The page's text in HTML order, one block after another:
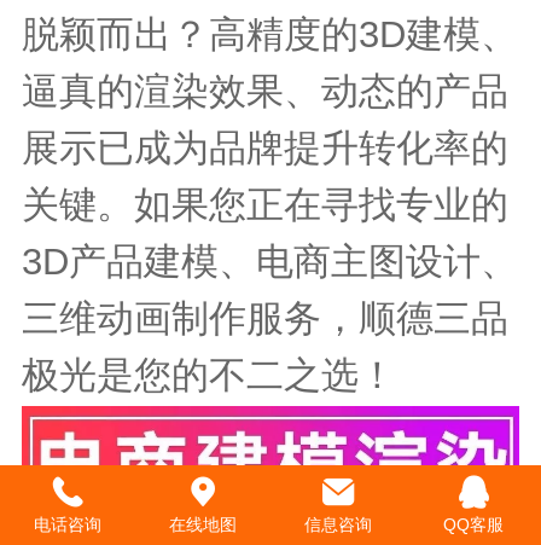
脱颖而出？高精度的3D建模、
逼真的渲染效果、动态的产品
展示已成为品牌提升转化率的
关键。如果您正在寻找专业的
3D产品建模、电商主图设计、
三维动画制作服务，顺德三品
极光是您的不二之选！
电话咨询 在线地图 信息咨询 QQ客服